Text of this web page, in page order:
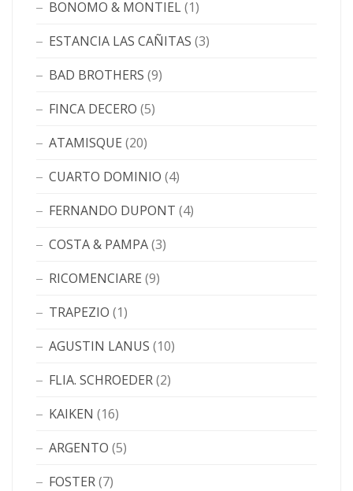
BONOMO & MONTIEL(1)
ESTANCIA LAS CAÑITAS (3)
BAD BROTHERS (9)
FINCA DECERO (5)
ATAMISQUE (20)
CUARTO DOMINIO (4)
FERNANDO DUPONT (4)
COSTA & PAMPA(3)
RICOMENCIARE (9)
TRAPEZIO (1)
AGUSTIN LANUS (10)
FLIA. SCHROEDER(2)
KAIKEN (16)
ARGENTO (5)
FOSTER(7)